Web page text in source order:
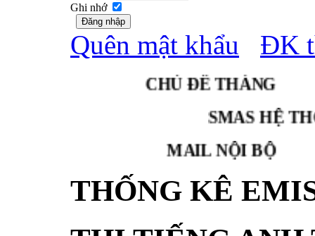
Ghi nhớ
Quên mật khẩu ĐK
CHỦ ĐỀ THÁNG
SMAS HỆ
MAIL NỘI BỘ
THỐNG KÊ